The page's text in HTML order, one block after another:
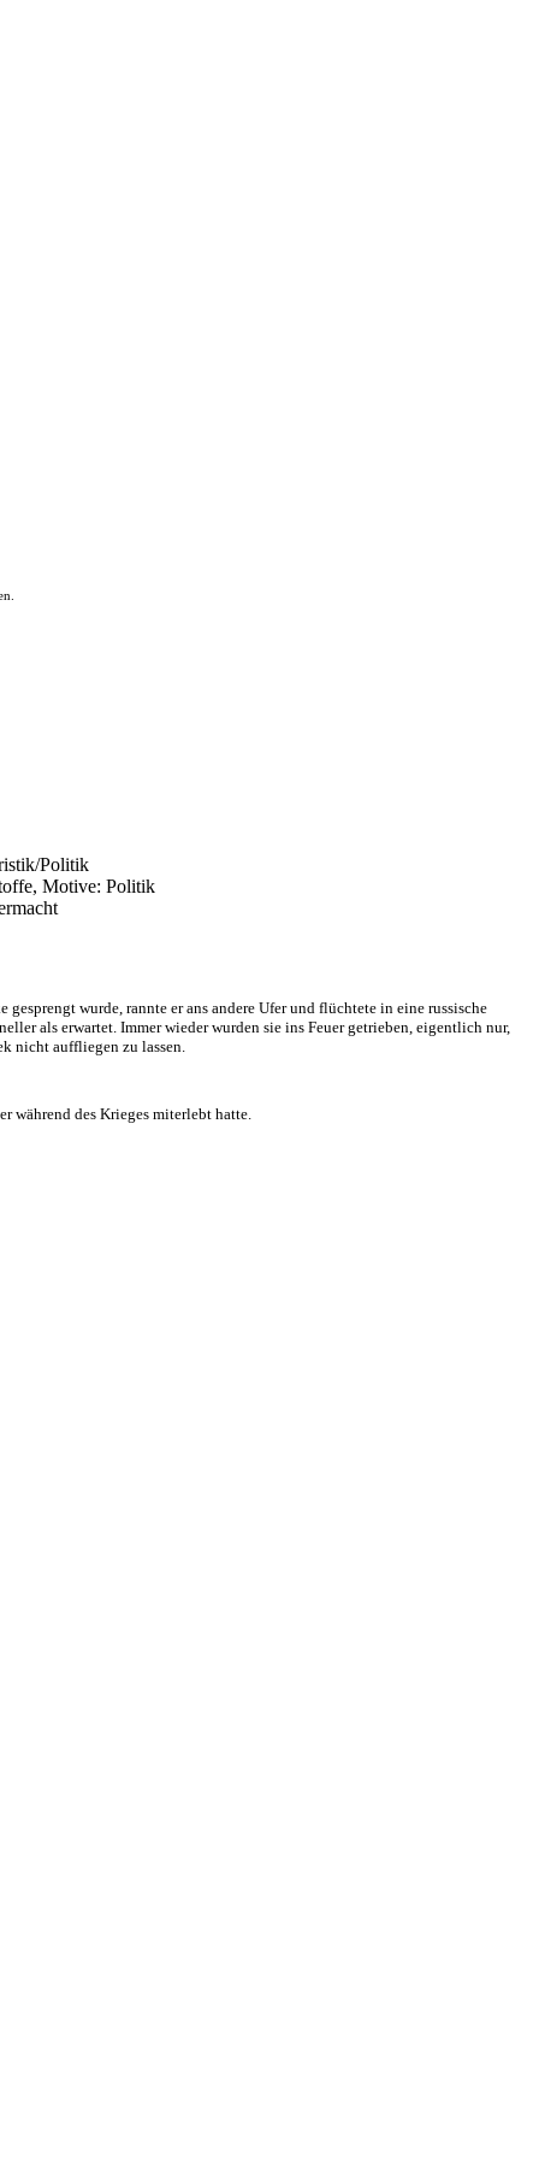
Politik
Motive: Politik
wurde, rannte er ans andere Ufer und flüchtete in eine russische
als erwartet. Immer wieder wurden sie ins Feuer getrieben, eigentlich nur,
nicht auffliegen zu lassen.
während des Krieges miterlebt hatte.